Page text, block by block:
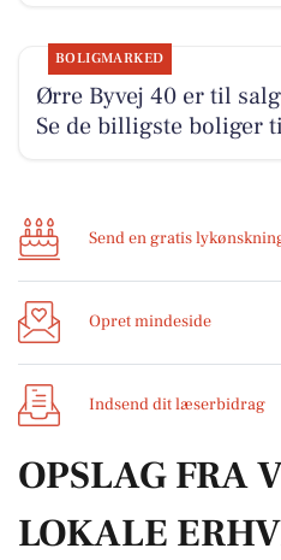
BOLIGMARKED
Ørre Byvej 40 er til
Se de billigste boliger
Send en gratis
Opret mindeside
Indsend dit læserbidrag
OPSLAG FRA
LOKALE